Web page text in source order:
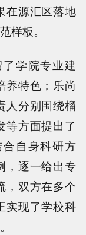
在源汇区落地
样板。
学院专业建
养特色；乐尚
人分别围绕榴
等方面提出了
自身科研方
，逐一给出专
，双方在多个
实现了学校科